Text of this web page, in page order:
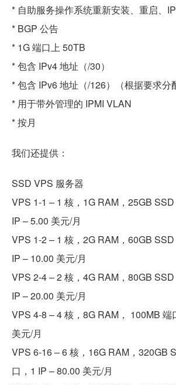
* 自助服务操作系统重新安装、重启、
* BGP 公告
* 1G 端口上 50TB
* 包含 IPv4 地址（/30）
* 包含 IPv6 地址（/126）（根据要求分
* 用于带外管理的 IPMI VLAN
* 按月
我们还提供：
SSD VPS 服务器
VPS 1-1 – 1 核，1G RAM，25GB
IP – 5.00 美元/月
VPS 1-2 – 1 核，2G RAM，60GB
IP – 10.00 美元/月
VPS 2-4 – 2 核，4G RAM，80GB
IP – 20.00 美元/月
VPS 4-8 – 4 核，8G RAM， 100MB 端
美元/月
VPS 6-16 – 6 核，16G RAM，320GB
口，1 IP – 80.00 美元/月